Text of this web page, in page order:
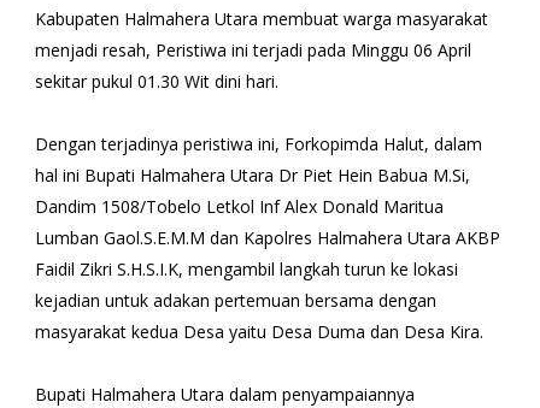
Kabupaten Halmahera Utara membuat warga masyarakat
menjadi resah, Peristiwa ini terjadi pada Minggu 06 April
sekitar pukul 01.30 Wit dini hari.
Dengan terjadinya peristiwa ini, Forkopimda Halut, dalam
hal ini Bupati Halmahera Utara Dr Piet Hein Babua M.Si,
Dandim 1508/Tobelo Letkol Inf Alex Donald Maritua
Lumban Gaol.S.E.M.M dan Kapolres Halmahera Utara AKBP
Faidil Zikri S.H.S.I.K, mengambil langkah turun ke lokasi
kejadian untuk adakan pertemuan bersama dengan
masyarakat kedua Desa yaitu Desa Duma dan Desa Kira.
Bupati Halmahera Utara dalam penyampaiannya